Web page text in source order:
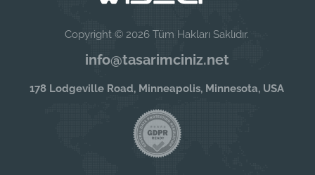
Copyright © 2026 Tüm Hakları Saklıdır.
info@tasarimciniz.net
178 Lodgeville Road, Minneapolis, Minnesota, USA